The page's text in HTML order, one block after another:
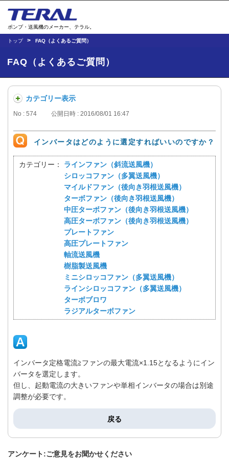
ポンプ・送風機のメーカー、テラル。
トップ FAQ（よくあるご質問）
FAQ（よくあるご質問）
カテゴリー表示
No : 574 公開日時 : 2016/08/01 16:47
インバータはどのように選定すればいいのですか？
カテゴリー：
ラインファン（斜流送風機）
シロッコファン（多翼送風機）
マイルドファン（後向き羽根送風機）
ターボファン（後向き羽根送風機）
中圧ターボファン（後向き羽根送風機）
高圧ターボファン（後向き羽根送風機）
プレートファン
高圧プレートファン
軸流送風機
樹脂製送風機
ミニシロッコファン（多翼送風機）
ラインシロッコファン（多翼送風機）
ターボブロワ
ラジアルターボファン
インバータ定格電流≧ファンの最大電流×1.15となるようにイン
バータを選定します。
但し、起動電流の大きいファンや単相インバータの場合は別途
調整が必要です。
戻る
アンケート:ご意見をお聞かせください